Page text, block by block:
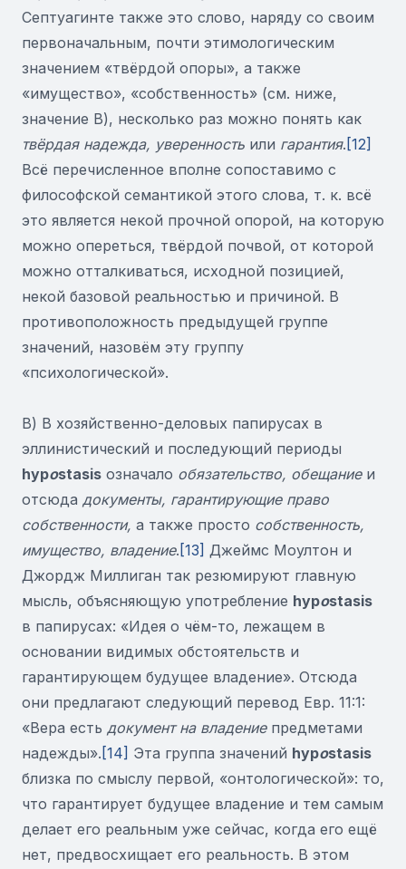
Септуагинте также это слово, наряду со своим
первоначальным, почти этимологическим
значением «твёрдой опоры», а также
«имущество», «собственность» (см. ниже,
значение В), несколько раз можно понять как
твёрдая надежда, уверенность или гарантия. [12]
Всё перечисленное вполне сопоставимо с
философской семантикой этого слова, т. к. всё
это является некой прочной опорой, на которую
можно опереться, твёрдой почвой, от которой
можно отталкиваться, исходной позицией,
некой базовой реальностью и причиной. В
противоположность предыдущей группе
значений, назовём эту группу
«психологической».
В) В хозяйственно-деловых папирусах в
эллинистический и последующий периоды
hypostasis означало обязательство, обещаниеи
отсюда документы, гарантирующие право
собственности, а также просто собственность,
имущество, владение. [13] Джеймс Моултон и
Джордж Миллиган так резюмируют главную
мысль, объясняющую употребление hypostasis
в папирусах: «Идея о чём-то, лежащем в
основании видимых обстоятельств и
гарантирующем будущее владение». Отсюда
они предлагают следующий перевод Евр. 11:1:
«Вера есть документ на владениепредметами
надежды». [14] Эта группа значений hypostasis
близка по смыслу первой, «онтологической»: то,
что гарантирует будущее владение и тем самым
делает его реальным уже сейчас, когда его ещё
нет, предвосхищает его реальность. В этом